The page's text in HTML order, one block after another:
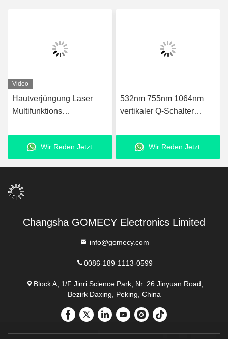
Video
Hautverjüngung Laser
Multifunktions
OPT IPL Haarentfernung
MaschineWir Reden Jetzt.
532nm 755nm 1064nm
vertikaler Q-Schalter
Akneentfernung
Wir Reden Jetzt.
Changsha GOMECY Electronics Limited
info@gomecy.com
0086-189-1113-0599
Block A, 1/F Jinri Science Park, Nr. 26 Jinyuan Road,
Bezirk Daxing, Peking, China